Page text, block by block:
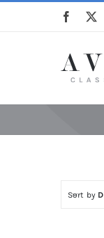
Sort by